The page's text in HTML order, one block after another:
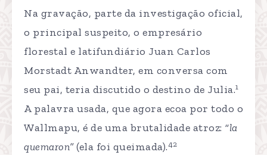
Na gravação, parte da investigação oficial,
o principal suspeito, o empresário
florestal e latifundiário Juan Carlos
Morstadt Anwandter, em conversa com
seu pai, teria discutido o destino de Julia.1
A palavra usada, que agora ecoa por todo o
Wallmapu, é de uma brutalidade atroz: “la
quemaron”(ela foi queimada).42